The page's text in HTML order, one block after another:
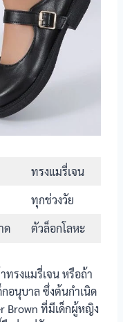
มีตัวล็อก
ด มีตัวล็อก
มีตัวล็อก
ด มีตัวล็อก
บได้
ทรงแมรี่เจน
ทุกช่วงวัย
ด ตัวล็อกโลหะ
ทรงแมรี่เจน หรือถ้า
กอนุบาล ซึ่งต้นกำเนิด
Brown ที่มีเด็กผู้หญิง